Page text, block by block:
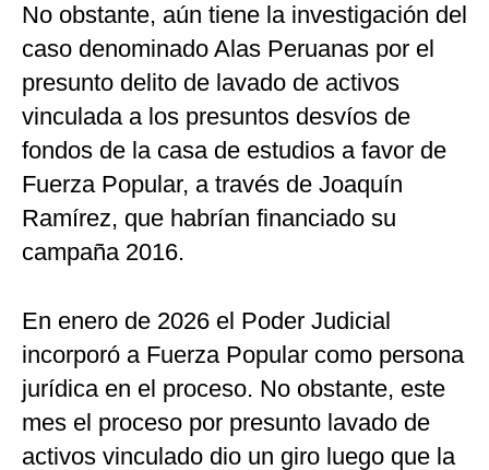
No obstante, aún tiene la investigación del
caso denominado Alas Peruanas por el
presunto delito de lavado de activos
vinculada a los presuntos desvíos de
fondos de la casa de estudios a favor de
Fuerza Popular, a través de Joaquín
Ramírez, que habrían financiado su
campaña 2016.
En enero de 2026 el Poder Judicial
incorporó a Fuerza Popular como persona
jurídica en el proceso. No obstante, este
mes el proceso por presunto lavado de
activos vinculado dio un giro luego que la